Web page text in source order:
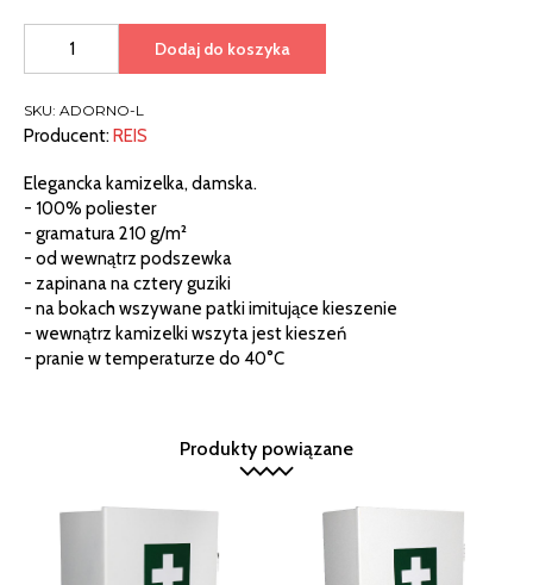
KAMIZELKA
Dodaj do koszyka
SKU: ADORNO-L
Producent:REIS
Elegancka kamizelka, damska.
- 100% poliester
- gramatura 210 g/m²
- od wewnątrz podszewka
- zapinana na cztery guziki
- na bokach wszywane patki imitujące kieszenie
- wewnątrz kamizelki wszyta jest kieszeń
- pranie w temperaturze do 40°C
Produkty powiązane